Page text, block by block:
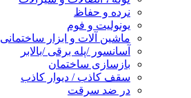
نرده و حفاظ
یونولیت و فوم
ماشین آلات و ابزار ساختمانی
آسانسور /پله برقی /بالابر
بازسازی ساختمان
سقف کاذب / دیوار کاذب
در ضد سرقت